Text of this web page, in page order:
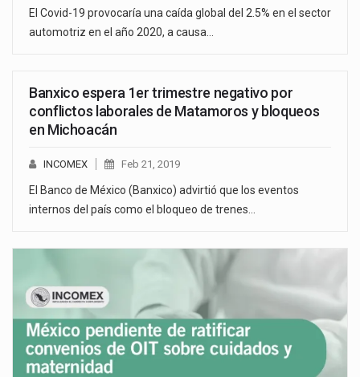
El Covid-19 provocaría una caída global del 2.5% en el sector
automotriz en el año 2020, a causa…
Banxico espera 1er trimestre negativo por
conflictos laborales de Matamoros y bloqueos
en Michoacán
INCOMEX Feb 21, 2019
El Banco de México (Banxico) advirtió que los eventos
internos del país como el bloqueo de trenes…